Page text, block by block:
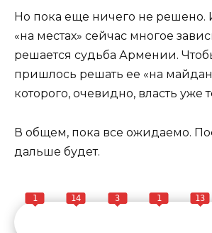
Но пока еще ничего не решено.
«на местах» сейчас многое
решается судьба Армении.
пришлось решать ее «на
которого, очевидно, власть уже
В общем, пока все ожидаемо.
дальше будет.
1 14 3 1 13